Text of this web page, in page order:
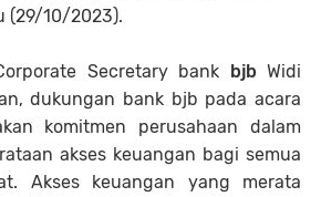
(29/10/2023).
Secretary bank bjb Widi
dukungan bank bjb pada acara
komitmen perusahaan dalam
akses keuangan bagi semua
Akses keuangan yang merata